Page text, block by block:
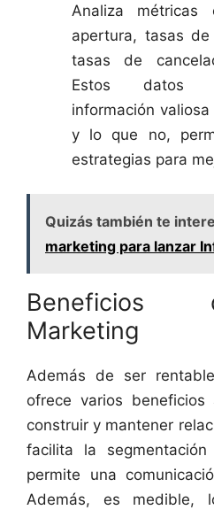
Analiza
apertura, tasas
tasas de
Estos datos
información
y lo que no,
estrategias para
Quizás también te
marketing para lanzar
Beneficios
Marketing
Además de ser
ofrece varios beneficios
construir y mantener
facilita la
permite una
Además, es medible,